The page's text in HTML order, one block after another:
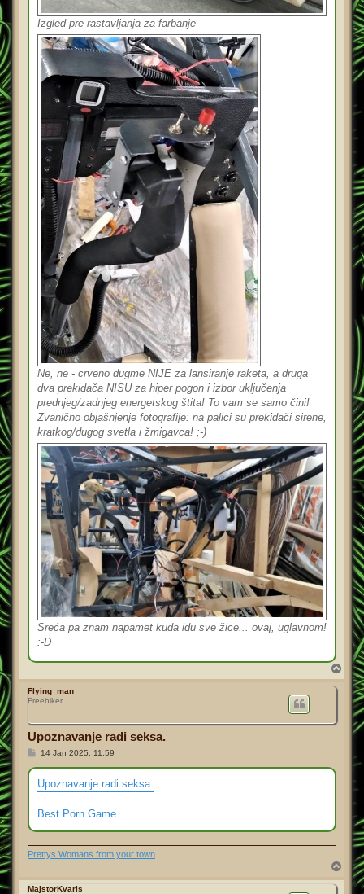
Izgled pre rastavljanja za farbanje
Ne, ne - crveno dugme NIJE za lansiranje raketa, a druga
dva prekidača NISU za hiper pogon i izbor uključenja
prednjeg/zadnjeg energetskog štita! To vam se samo čini!
Zvanično objašnjenje fotografije: na palici su prekidači sirene,
kratkog/dugog svetla i žmigavca! ;-)
Sreća pa znam napamet kuda idu sve žice... ovaj, uglavnom!
:-D
o
Flying_man
Freebiker
Upoznavanje radi seksa.
P
s
t
14 Jan 2025, 11:59
Upoznavanje radi seksa.
Best Porn Game
Prettys Womans from your town
MajstorKvaris